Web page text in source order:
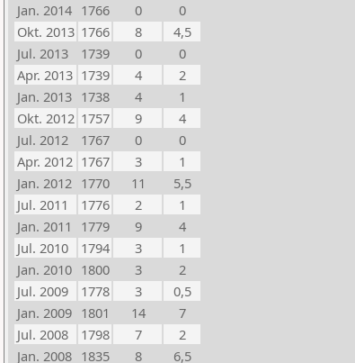
Jan. 2014 1766 0
0
Okt. 2013 1766 8
4,5
Jul. 2013
1739 0
0
Apr. 2013 1739 4
2
Jan. 2013 1738 4
1
Okt. 2012 1757 9
4
Jul. 2012
1767 0
0
Apr. 2012 1767 3
1
Jan. 2012 1770 11
5,5
Jul. 2011
1776 2
1
Jan. 2011
1779 9
4
Jul. 2010
1794 3
1
Jan. 2010 1800 3
2
Jul. 2009
1778 3
0,5
Jan. 2009 1801 14
7
Jul. 2008
1798 7
2
Jan. 2008 1835 8
6,5